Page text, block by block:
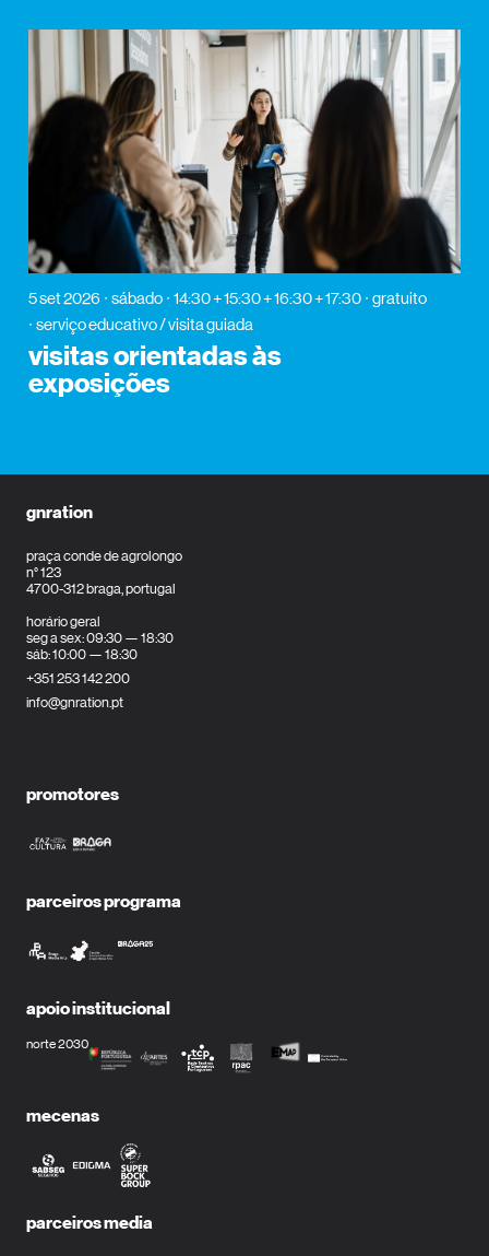
5 set 2026 sábado 14:30 + 15:30 + 16:30 + 17:30
gratuito
serviço educativo / visita guiada
visitas orientadas às
exposições
gnration
praça conde de agrolongo
n° 123
4700-312 braga, portugal
horário geral
seg a sex: 09:30 — 18:30
sáb: 10:00 — 18:30
+351 253 142 200
info@gnration.pt
promotores
parceiros programa
apoio institucional
norte 2030
mecenas
parceiros media